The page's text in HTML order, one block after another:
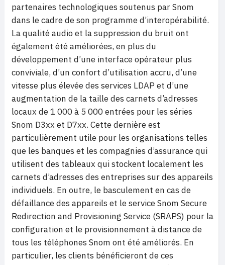
partenaires technologiques soutenus par Snom
dans le cadre de son programme d’interopérabilité.
La qualité audio et la suppression du bruit ont
également été améliorées, en plus du
développement d’une interface opérateur plus
conviviale, d’un confort d’utilisation accru, d’une
vitesse plus élevée des services LDAP et d’une
augmentation de la taille des carnets d’adresses
locaux de 1 000 à 5 000 entrées pour les séries
Snom D3xx et D7xx. Cette dernière est
particulièrement utile pour les organisations telles
que les banques et les compagnies d’assurance qui
utilisent des tableaux qui stockent localement les
carnets d’adresses des entreprises sur des appareils
individuels. En outre, le basculement en cas de
défaillance des appareils et le service Snom Secure
Redirection and Provisioning Service (SRAPS) pour la
configuration et le provisionnement à distance de
tous les téléphones Snom ont été améliorés. En
particulier, les clients bénéficieront de ces